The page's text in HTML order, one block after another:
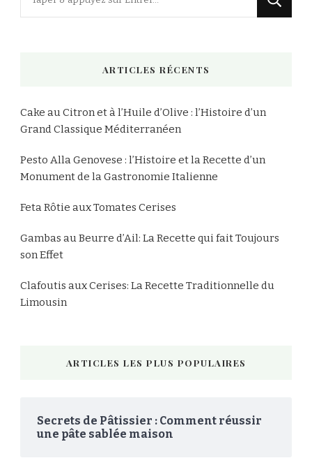
ARTICLES RÉCENTS
Cake au Citron et à l’Huile d’Olive : l’Histoire d’un
Grand Classique Méditerranéen
Pesto Alla Genovese : l’Histoire et la Recette d’un
Monument de la Gastronomie Italienne
Feta Rôtie aux Tomates Cerises
Gambas au Beurre d’Ail: La Recette qui fait Toujours
son Effet
Clafoutis aux Cerises: La Recette Traditionnelle du
Limousin
ARTICLES LES PLUS POPULAIRES
Secrets de Pâtissier : Comment réussir
une pâte sablée maison